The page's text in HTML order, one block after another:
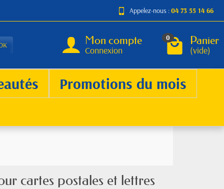
Appelez-nous :04 73 55 14 66
Mon compte
Connexion
0 Panier
(vide)
Promotions du mois
cartes postales et lettres